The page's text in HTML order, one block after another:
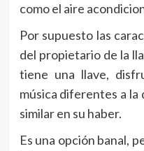
como el aire
Por supuesto las
del propietario de la
tiene una llave,
música diferentes a la
similar en su haber.
Es una opción banal,